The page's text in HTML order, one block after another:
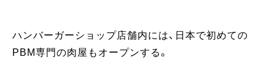
ハンバーガーショップ店舗内には、日本で初めての
PBM専門の肉屋もオープンする。